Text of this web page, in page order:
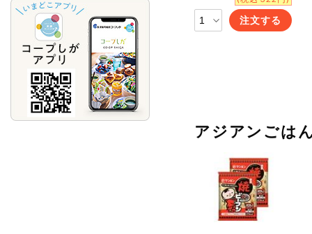
注文する
アジアンごは